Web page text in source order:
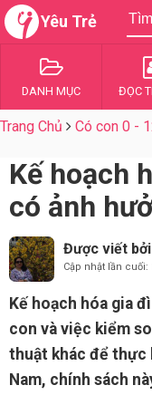
Yêu Trẻ
DANH MỤC ĐỌC
Trang Chủ Có con 0 -
Kế hoạch
có ảnh
Được viết bởi
Cập nhật lần cuối:
Kế hoạch hóa gia
con và việc kiểm
thuật khác để thực
Nam, chính sách